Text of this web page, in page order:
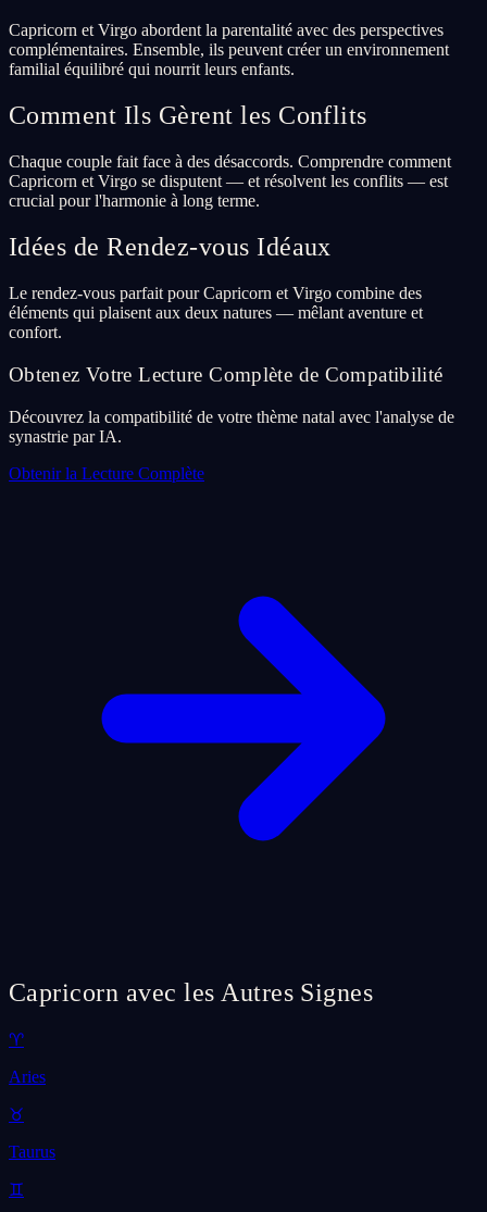
Capricorn et Virgo abordent la parentalité avec des perspectives
complémentaires. Ensemble, ils peuvent créer un environnement
familial équilibré qui nourrit leurs enfants.
Comment Ils Gèrent les Conflits
Chaque couple fait face à des désaccords. Comprendre comment
Capricorn et Virgo se disputent — et résolvent les conflits — est
crucial pour l'harmonie à long terme.
Idées de Rendez-vous Idéaux
Le rendez-vous parfait pour Capricorn et Virgo combine des
éléments qui plaisent aux deux natures — mêlant aventure et
confort.
Obtenez Votre Lecture Complète de Compatibilité
Découvrez la compatibilité de votre thème natal avec l'analyse de
synastrie par IA.
Obtenir la Lecture Complète
Capricorn avec les Autres Signes
♈
Aries
♉
Taurus
♊